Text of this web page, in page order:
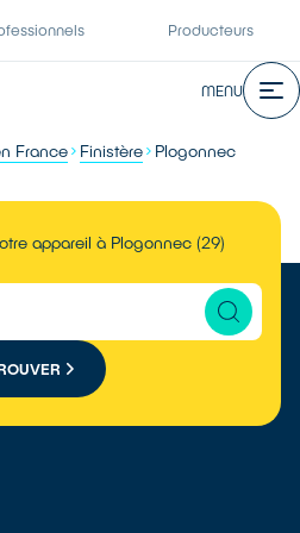
Producteurs
MENU
France Finistère Plogonnec
appareil à Plogonnec (29)